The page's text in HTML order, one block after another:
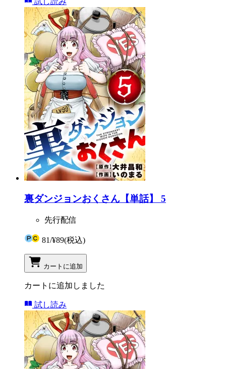
裏ダンジョンおくさん【単話】 5
先行配信
81/¥89(税込)
カートに追加
カートに追加しました
試し読み